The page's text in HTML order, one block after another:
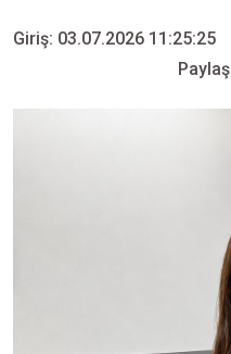
Giriş: 03.07.2026 11:25:25
Paylaş